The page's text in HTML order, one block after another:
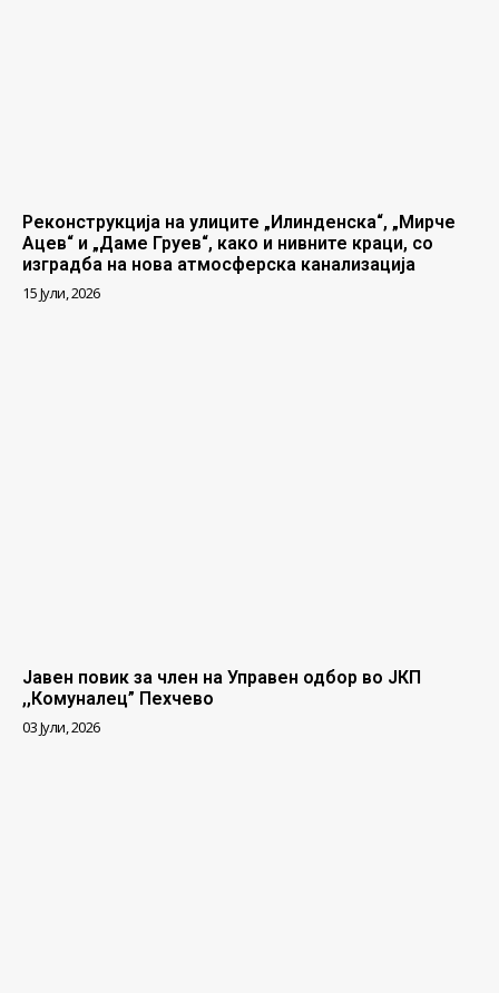
Реконструкција на улиците „Илинденска“, „Мирче
Ацев“ и „Даме Груев“, како и нивните краци, со
изградба на нова атмосферска канализација
15 Јули, 2026
Јавен повик за член на Управен одбор во ЈКП
,,Комуналец” Пехчево
03 Јули, 2026